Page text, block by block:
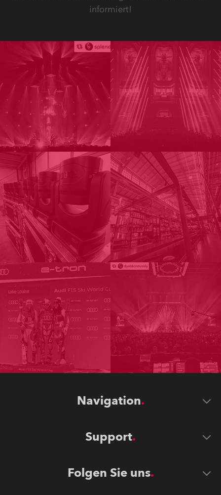
informiert!
Navigation
Support
Folgen Sie uns